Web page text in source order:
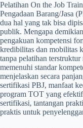
Pelatihan On the Job
Pengadaan Barang/Jasa
dua hal yang tak bisa
publik. Mengapa
pengakuan kompetensi
kredibilitas dan mobilitas
tanpa pelatihan terstruktur
memenuhi standar
menjelaskan secara
sertifikasi PBJ, manfaat
program TOT yang
sertifikasi, tantangan
praktis untuk